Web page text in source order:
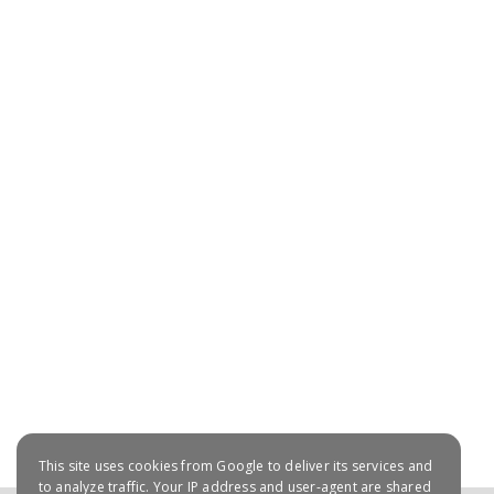
This site uses cookies from Google to deliver its services and
to analyze traffic. Your IP address and user-agent are shared